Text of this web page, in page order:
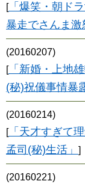
[「爆笑・朝ド
暴走でさんま激
(20160207)
[「新婚・上地
(秘)祝儀事情暴
(20160214)
[「天才すぎて
孟司(秘)生活」 ]
(20160221)